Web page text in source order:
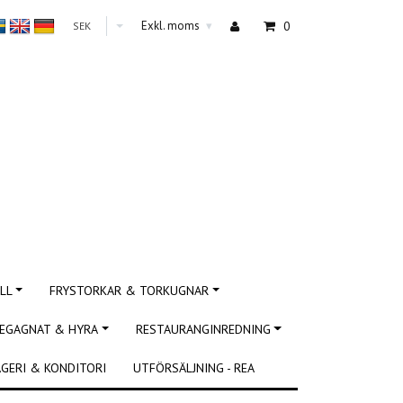
SEK Exkl. moms ▾ 0
FRYSTORKAR & TORKUGNAR
& HYRA RESTAURANGINREDNING
& KONDITORI UTFÖRSÄLJNING - REA